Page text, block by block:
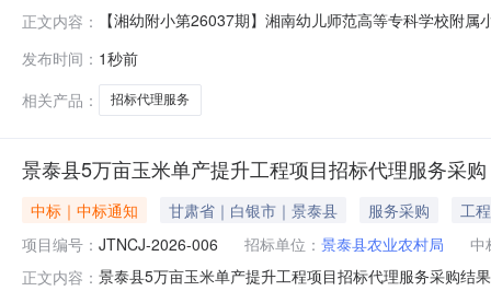
正文内容：
【湘幼附小第26037期】湘南幼儿师范高等专科学校附
审，本次代理机构选取工作已完成。现将选取结果公示
间，如对本次代理机构选取结果有异议，
发布时间： 1秒前
相关产品：
招标代理服务
景泰县5万亩玉米单产提升工程项目招标代理服务采购
中标｜中标通知 甘肃省｜白银市｜景泰县 服务采购
工程
项目编号： JTNCJ-2026-006 招标单位： 景泰县农业农村局
中
正文内容： 景泰县5万亩玉米单产提升工程项目招标代理服务采购结